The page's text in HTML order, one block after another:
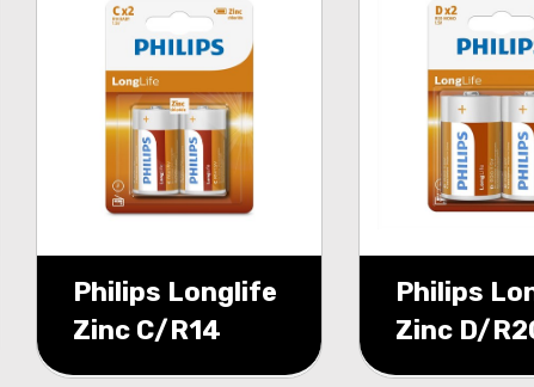
Philips Longlife
Zinc C/R14
blister 2
Philips
Zinc D/
blister 2